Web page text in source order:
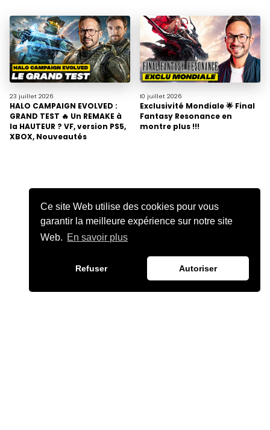
Ce site Web utilise des cookies pour vous
garantir la meilleure expérience sur notre site
Web. En savoir plus
Refuser Autoriser
23 juillet 2026
HALO CAMPAIGN EVOLVED :
GRAND TEST 🔥 Un REMAKE à
la HAUTEUR ? VF, version PS5,
XBOX, Nouveautés
10 juillet 2026
Exclusivité Mondiale 🌟 Final
Fantasy Resonance en
montre plus !!!